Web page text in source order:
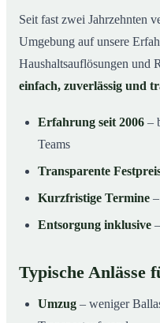
Seit fast zwei Jahrzehnten
Umgebung auf unsere
Haushaltsauflösungen und
einfach, zuverlässig und
Erfahrung seit 2006 –
Teams
Transparente
Kurzfristige Termine
Entsorgung inklusive
Typische Anlässe
Umzug – weniger